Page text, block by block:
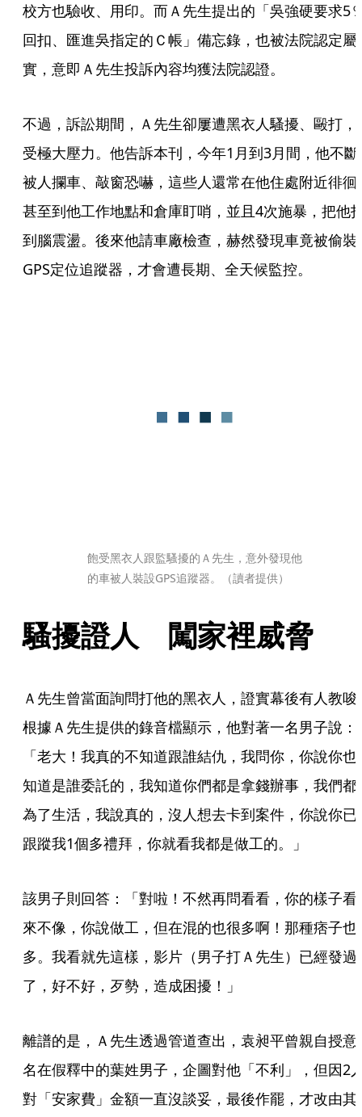
校方也驗收、用印。而Ａ先生提出的「吳強硬要求5
回扣、匯進吳指定的Ｃ帳」備忘錄，也被法院認定屬
實，意即Ａ先生投訴內容均獲法院認證。
不過，訴訟期間，Ａ先生卻屢遭黑衣人騷擾、毆打，
受極大壓力。他告訴本刊，今年1月到3月間，他不斷
被人攔車、敲窗恐嚇，這些人還常在他住處附近徘徊
甚至到他工作地點和倉庫盯哨，並且4次施暴，把他
到腦震盪。後來他請車廠檢查，赫然發現車竟被偷裝
GPS定位追蹤器，才會遭長期、全天候監控。
飽受黑衣人跟監騷擾的Ａ先生，意外發現他
的車被人裝設GPS追蹤器。（讀者提供）
騷擾證人　闖家裡威脅
Ａ先生曾當面詢問打他的黑衣人，證實幕後有人教唆
根據Ａ先生提供的錄音檔顯示，他對著一名男子說：
「老大！我真的不知道跟誰結仇，我問你，你說你也
知道是誰委託的，我知道你們都是拿錢辦事，我們都
為了生活，我說真的，沒人想去卡到案件，你說你已
跟蹤我1個多禮拜，你就看我都是做工的。」
該男子則回答：「對啦！不然再問看看，你的樣子看
來不像，你說做工，但在混的也很多啊！那種痞子也
多。我看就先這樣，影片（男子打Ａ先生）已經發過
了，好不好，歹勢，造成困擾！」
離譜的是，Ａ先生透過管道查出，袁昶平曾親自授意
名在假釋中的葉姓男子，企圖對他「不利」，但因2
對「安家費」金額一直沒談妥，最後作罷，才改由其